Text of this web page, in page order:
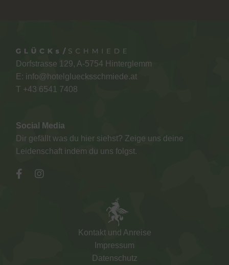
Dorfstrasse 129, A-5754 Hinterglemm
E: info@hotelgluecksschmiede.at
T +43 6541 7408
Social Media
Dir gefällt was du hier siehst? Zeige uns deine
Leidenschaft indem du uns folgst.
Kontakt und Anreise
Impressum
Datenschutz